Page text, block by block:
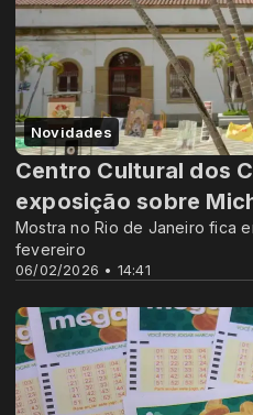
Novidades
06/02/2026 • 14:41
Centro Cultural dos
exposição sobre
Mostra no Rio de Janeiro fica
fevereiro